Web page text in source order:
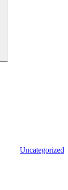
Uncategorized